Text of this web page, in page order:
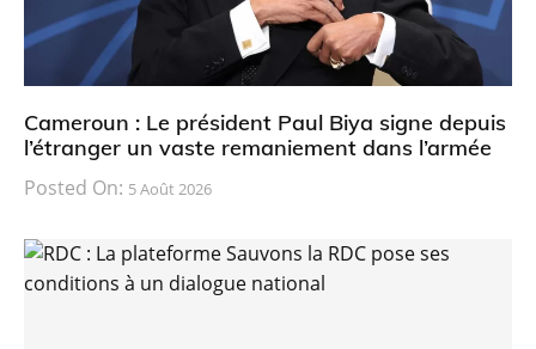
Cameroun : Le président Paul Biya signe depuis
l’étranger un vaste remaniement dans l’armée
Posted On: 5 Août 2026